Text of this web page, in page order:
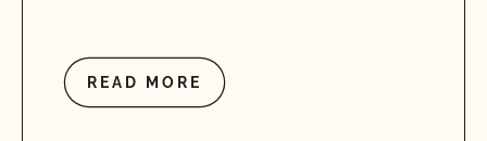
READ MORE